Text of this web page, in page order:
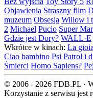
Objawienia Straszny film
muzeum Obsesja Willow i
2 Michael Pucio Super
Gdzie jest Dory? WALL·E
Wkrótce w kinach: La gioia
Ciao bambino Psi Patrol i
Śmierci Homo Sapiens?
© 2006 - 2026 FDB.PL ·
Korzystanie z serwisu jest